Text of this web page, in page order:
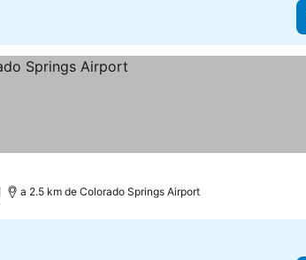
a 2.5 km de Colorado Springs Airport